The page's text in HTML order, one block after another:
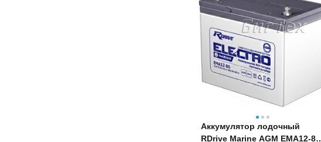
Аккумулятор лодочный
RDrive Marine AGM EMA12-80